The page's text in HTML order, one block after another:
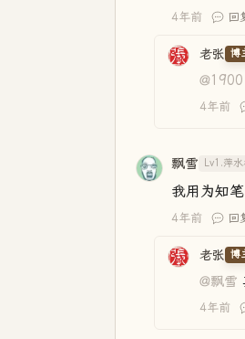
4年前 回
老张 博
@1900
4年前
飘雪 Lv1.萍
我用为知
4年前 回
老张 博
@飘雪
4年前